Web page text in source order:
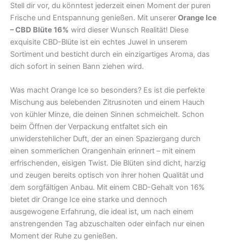
Stell dir vor, du könntest jederzeit einen Moment der puren
Frische und Entspannung genießen. Mit unserer Orange Ice
– CBD Blüte 16% wird dieser Wunsch Realität! Diese
exquisite CBD-Blüte ist ein echtes Juwel in unserem
Sortiment und besticht durch ein einzigartiges Aroma, das
dich sofort in seinen Bann ziehen wird.
Was macht Orange Ice so besonders? Es ist die perfekte
Mischung aus belebenden Zitrusnoten und einem Hauch
von kühler Minze, die deinen Sinnen schmeichelt. Schon
beim Öffnen der Verpackung entfaltet sich ein
unwiderstehlicher Duft, der an einen Spaziergang durch
einen sommerlichen Orangenhain erinnert – mit einem
erfrischenden, eisigen Twist. Die Blüten sind dicht, harzig
und zeugen bereits optisch von ihrer hohen Qualität und
dem sorgfältigen Anbau. Mit einem CBD-Gehalt von 16%
bietet dir Orange Ice eine starke und dennoch
ausgewogene Erfahrung, die ideal ist, um nach einem
anstrengenden Tag abzuschalten oder einfach nur einen
Moment der Ruhe zu genießen.